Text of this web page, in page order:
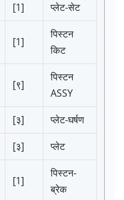
[1] प्लेट-सेट
[1]
पिस्टन
किट
[९]
पिस्टन
ASSY
[३]
प्लेट-घर्षण
[३] प्लेट
[1]
पिस्टन-
ब्रेक